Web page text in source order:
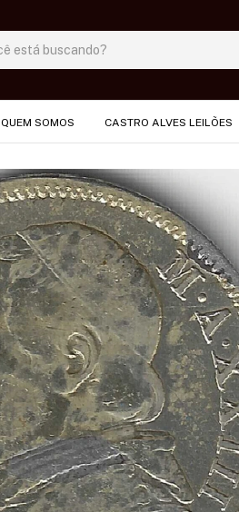
QUEM SOMOS CASTRO ALVES LEILÕES